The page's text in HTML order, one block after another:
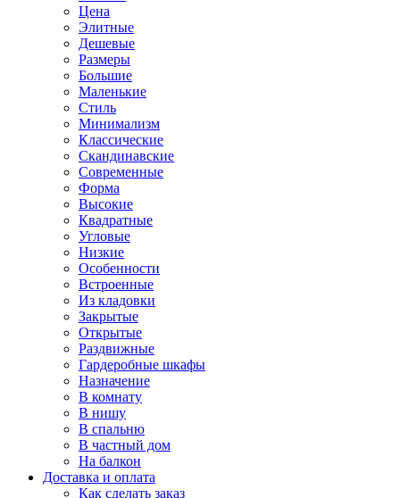
Цена
Элитные
Дешевые
Размеры
Большие
Маленькие
Стиль
Минимализм
Классические
Скандинавские
Современные
Форма
Высокие
Квадратные
Угловые
Низкие
Особенности
Встроенные
Из кладовки
Закрытые
Открытые
Раздвижные
Гардеробные шкафы
Назначение
В комнату
В нишу
В спальню
В частный дом
На балкон
Доставка и оплата
Как сделать заказ